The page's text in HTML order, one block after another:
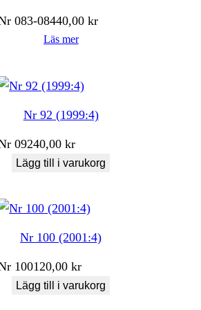
083-08440,00kr
Läs mer
Nr 92 (1999:4)
09240,00kr
Lägg till i varukorg
Nr 100 (2001:4)
100120,00kr
Lägg till i varukorg